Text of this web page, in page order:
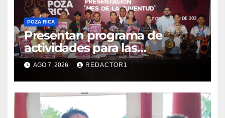
POZA RICA
Presentan programa de
actividades para las
juventudes
AGO 7, 2026 REDACTOR1